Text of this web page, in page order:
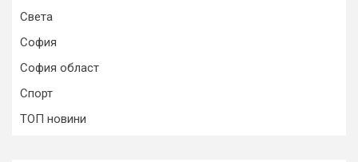
Света
София
София област
Спорт
ТОП новини